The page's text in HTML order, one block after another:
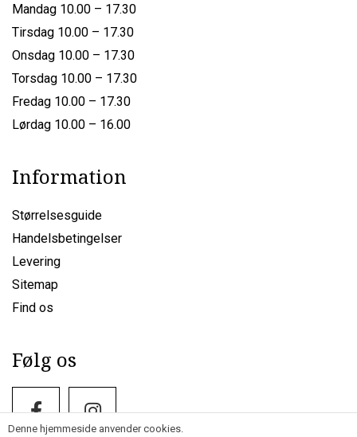
Mandag 10.00 – 17.30
Tirsdag 10.00 – 17.30
Onsdag 10.00 – 17.30
Torsdag 10.00 – 17.30
Fredag 10.00 – 17.30
Lørdag 10.00 – 16.00
Information
Størrelsesguide
Handelsbetingelser
Levering
Sitemap
Find os
Følg os
Denne hjemmeside anvender cookies.